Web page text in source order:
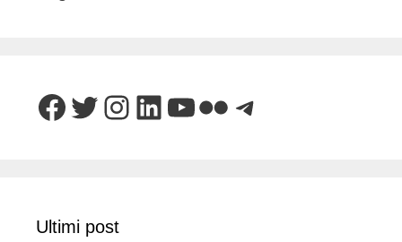
Facebook
Twitter
Instagram
LinkedIn
YouTube
FlickrTelegram
Ultimi post